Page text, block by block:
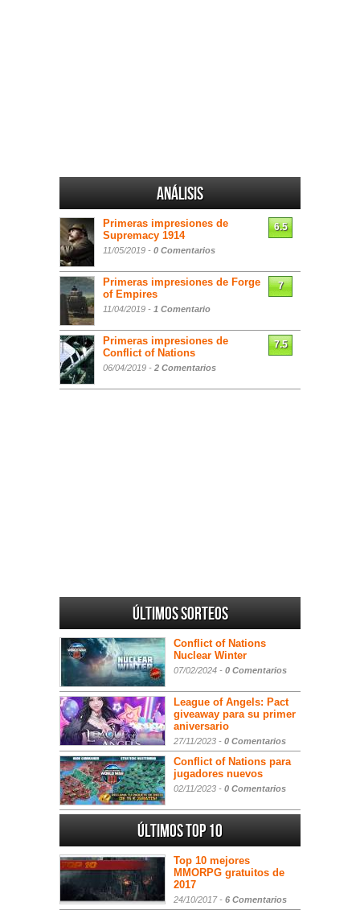
Análisis
Primeras impresiones de
Supremacy 1914
11/05/2019 - 0 Comentarios
6.5
Primeras impresiones de Forge
of Empires
11/04/2019 - 1 Comentario
7
Primeras impresiones de
Conflict of Nations
06/04/2019 - 2 Comentarios
7.5
Últimos sorteos
Conflict of Nations
Nuclear Winter
07/02/2024 - 0 Comentarios
League of Angels: Pact
giveaway para su primer
aniversario
27/11/2023 - 0 Comentarios
Conflict of Nations para
jugadores nuevos
02/11/2023 - 0 Comentarios
Últimos Top 10
Top 10 mejores
MMORPG gratuitos de
2017
24/10/2017 - 6 Comentarios